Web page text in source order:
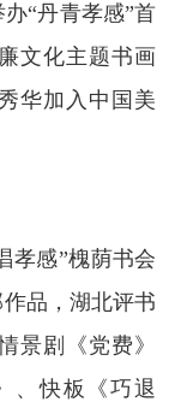
“丹青孝感”首
文化主题书画
华加入中国美
孝感”槐荫书会
品，湖北评书
景剧《党费》
、快板《巧退